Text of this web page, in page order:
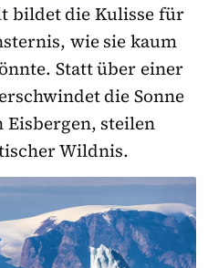
bildet die Kulisse für
wie sie kaum
Statt über einer
die Sonne
steilen
Wildnis.